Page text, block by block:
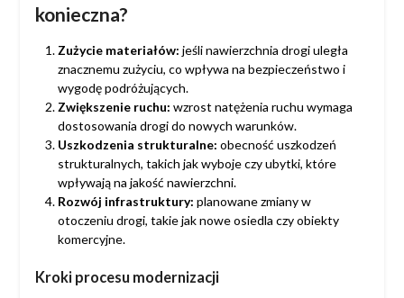
konieczna?
Zużycie materiałów: jeśli nawierzchnia drogi uległa
znacznemu zużyciu, co wpływa na bezpieczeństwo i
wygodę podróżujących.
Zwiększenie ruchu: wzrost natężenia ruchu wymaga
dostosowania drogi do nowych warunków.
Uszkodzenia strukturalne: obecność uszkodzeń
strukturalnych, takich jak wyboje czy ubytki, które
wpływają na jakość nawierzchni.
Rozwój infrastruktury: planowane zmiany w
otoczeniu drogi, takie jak nowe osiedla czy obiekty
komercyjne.
Kroki procesu modernizacji